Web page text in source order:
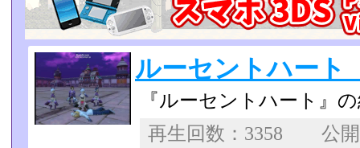
ルーセントハー
『ルーセントハート』
再生回数：3358 公